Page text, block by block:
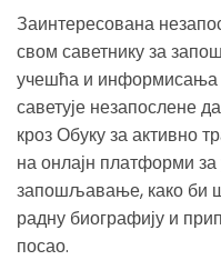
Заинтересована
свом саветнику за
учешћа и
саветује незапослене
кроз Обуку за активно
на онлајн платформи
запошљавање, како би
радну биографију и
посао.